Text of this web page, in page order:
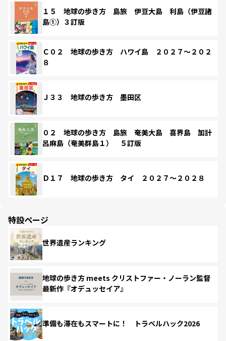
１５ 地球の歩き方 島旅 伊豆大島 利島（伊豆諸
島①）３訂版
Ｃ０２ 地球の歩き方 ハワイ島 ２０２７～２０２
８
Ｊ３３ 地球の歩き方 墨田区
０２ 地球の歩き方 島旅 奄美大島 喜界島 加計
呂麻島（奄美群島１） ５訂版
Ｄ１７ 地球の歩き方 タイ ２０２７～２０２８
特設ページ
世界遺産ランキング
地球の歩き方 meets クリストファー・ノーラン監督
最新作『オデュッセイア』
準備も滞在もスマートに！ トラベルハック2026